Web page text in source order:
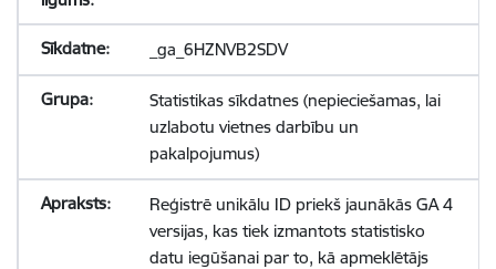
_ga_6HZNVB2SDV
Statistikas sīkdatnes (nepieciešamas, lai
uzlabotu vietnes darbību un
pakalpojumus)
Reģistrē unikālu ID priekš jaunākās GA 4
versijas, kas tiek izmantots statistisko
datu iegūšanai par to, kā apmeklētājs